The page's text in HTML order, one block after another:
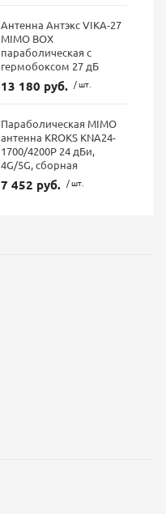
Антенна Антэкс VIKA-27
MIMO BOX
параболическая с
гермобоксом 27 дБ
13 180 руб. / шт.
Параболическая MIMO
антенна KROKS KNA24-
1700/4200P 24 дБи,
4G/5G, сборная
7 452 руб. / шт.